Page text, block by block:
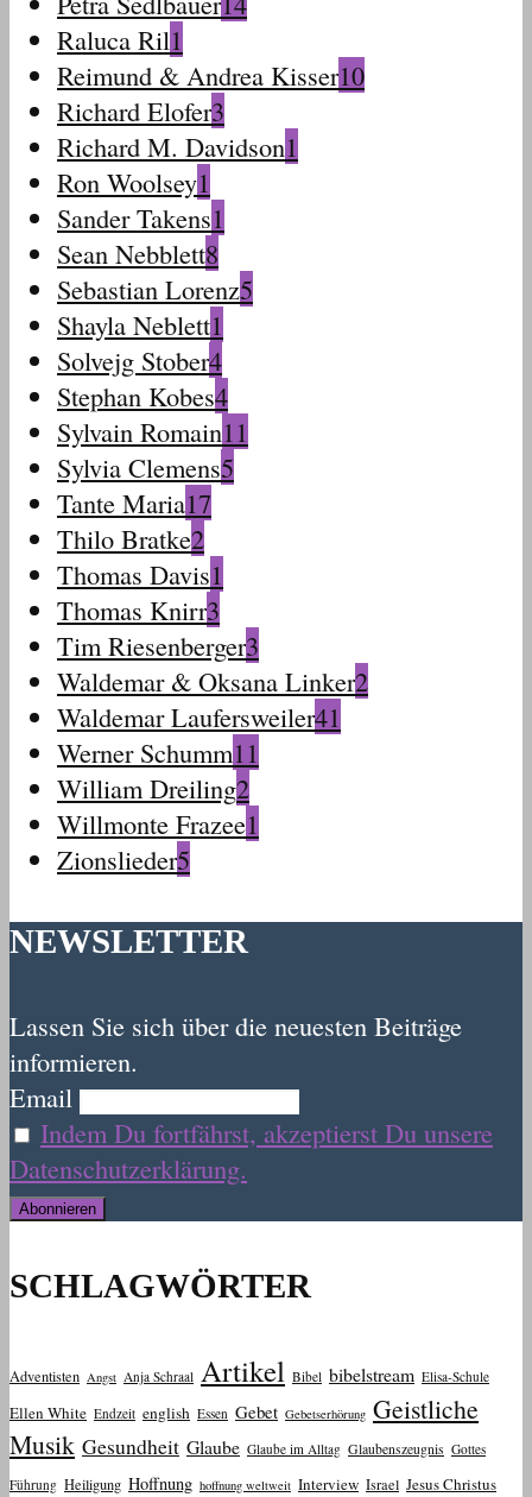
Raluca Ril1
Reimund & Andrea Kisser10
Richard Elofer3
Richard M. Davidson1
Ron Woolsey1
Sander Takens1
Sean Nebblett8
Sebastian Lorenz5
Shayla Neblett1
Solvejg Stober4
Stephan Kobes4
Sylvain Romain11
Sylvia Clemens5
Tante Maria17
Thilo Bratke2
Thomas Davis1
Thomas Knirr3
Tim Riesenberger3
Waldemar & Oksana Linker2
Waldemar Laufersweiler41
Werner Schumm11
William Dreiling2
Willmonte Frazee1
Zionslieder5
NEWSLETTER
Lassen Sie sich über die neuesten Beiträge
informieren.
Email
Indem Du fortfährst, akzeptierst Du unsere
Datenschutzerklärung.
SCHLAGWÖRTER
Adventisten Angst Anja Schraal Artikel Bibel bibelstream Elisa-Schule
Ellen White Endzeit english Essen Gebet Gebetserhörung Geistliche
Musik Gesundheit Glaube Glaube im Alltag Glaubenszeugnis Gottes
Führung Heiligung Hoffnung hoffnung weltweit Interview Israel Jesus Christus